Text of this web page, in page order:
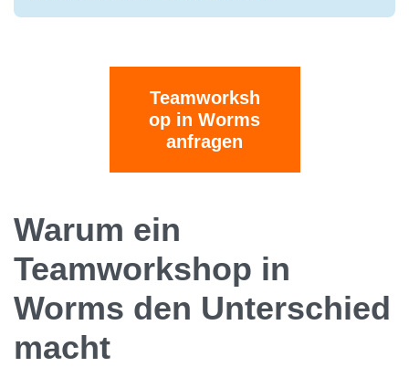
Teamworksh
op in Worms
anfragen
Warum ein
Teamworkshop in
Worms den Unterschied
macht